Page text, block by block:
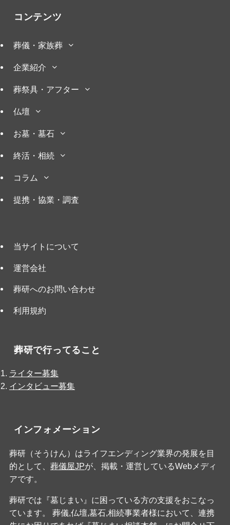
コンテンツ
葬儀・家族葬
企業紹介
葬祭具・アフター
仏壇
お墓・墓石
終活・相続
コラム
提携・協業・調査
当サイトについて
運営会社
葬研へのお問い合わせ
利用規約
葬研で行ってること
ライター募集
インタビュー募集
インフォメーション
葬研（そうけん）はライフエンディング業界の発展を目
的として、 葬儀屋JPが、掲載・運営しているWebメディ
アです。
葬研では『墓じまい』に困っている方の支援をおこなっ
ています。 葬儀,仏壇,墓石,相続事業者様において、連携